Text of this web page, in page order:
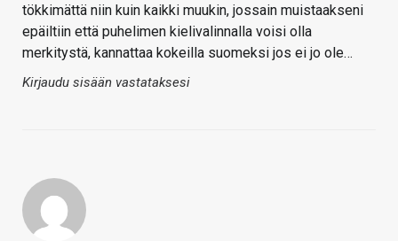
tökkimättä niin kuin kaikki muukin, jossain muistaakseni
epäiltiin että puhelimen kielivalinnalla voisi olla
merkitystä, kannattaa kokeilla suomeksi jos ei jo ole…
Kirjaudu sisään vastataksesi